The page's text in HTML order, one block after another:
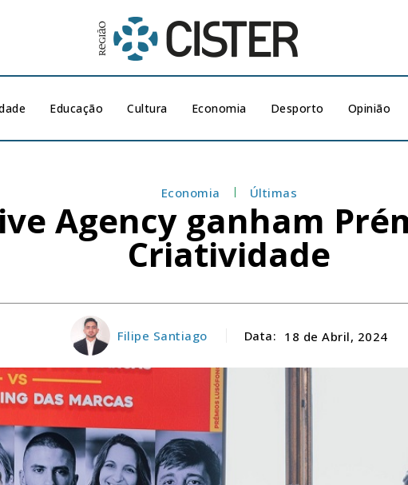
Educação Cultura Economia Desporto Opinião
Economia Últimas
Agency ganham
Criatividade
Filipe Santiago Data: 18 de Abril, 2024